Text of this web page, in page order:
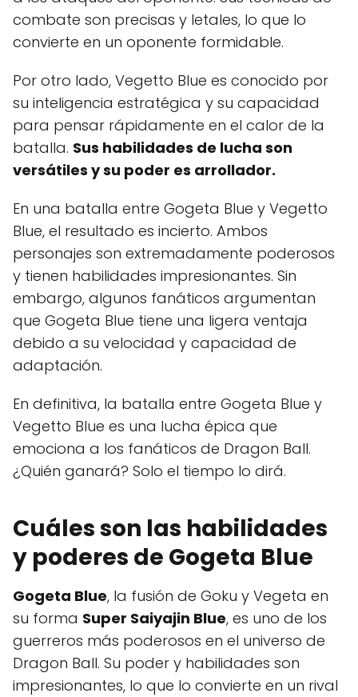
combate son precisas y letales, lo que lo
convierte en un oponente formidable.
Por otro lado, Vegetto Blue es conocido por
su inteligencia estratégica y su capacidad
para pensar rápidamente en el calor de la
batalla. Sus habilidades de lucha son
versátiles y su poder es arrollador.
En una batalla entre Gogeta Blue y Vegetto
Blue, el resultado es incierto. Ambos
personajes son extremadamente poderosos
y tienen habilidades impresionantes. Sin
embargo, algunos fanáticos argumentan
que Gogeta Blue tiene una ligera ventaja
debido a su velocidad y capacidad de
adaptación.
En definitiva, la batalla entre Gogeta Blue y
Vegetto Blue es una lucha épica que
emociona a los fanáticos de Dragon Ball.
¿Quién ganará? Solo el tiempo lo dirá.
Cuáles son las habilidades
y poderes de Gogeta Blue
Gogeta Blue, la fusión de Goku y Vegeta en
su forma Super Saiyajin Blue, es uno de los
guerreros más poderosos en el universo de
Dragon Ball. Su poder y habilidades son
impresionantes, lo que lo convierte en un rival